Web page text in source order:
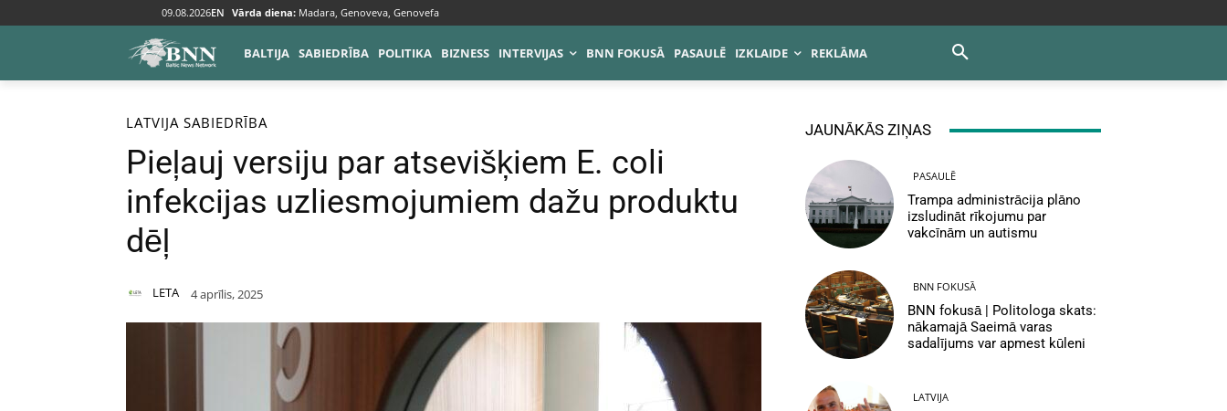
09.08.2026EN Vārda diena: Madara, Genoveva, Genovefa
BALTIJA SABIEDRĪBA POLITIKA BIZNESS INTERVIJAS BNN FOKUSĀ PASAULĒ IZKLAIDE REKLĀMA
Sākums Baltija Latvija
LATVIJA SABIEDRĪBA
Pieļauj versiju par atsevišķiem E. coli
infekcijas uzliesmojumiem dažu produktu
dēļ
LETA 4 aprīlis, 2025
JAUNĀKĀS ZIŅAS
PASAULĒ
Trampa administrācija plāno
izsludināt rīkojumu par
vakcīnām un autismu
BNN FOKUSĀ
BNN fokusā | Politologa skats:
nākamajā Saeimā varas
sadalījums var apmest kūleni
LATVIJA